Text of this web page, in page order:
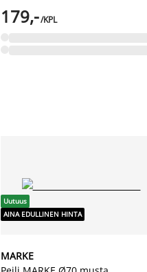
179,-/KPL
Uutuus
AINA EDULLINEN HINTA
MARKE